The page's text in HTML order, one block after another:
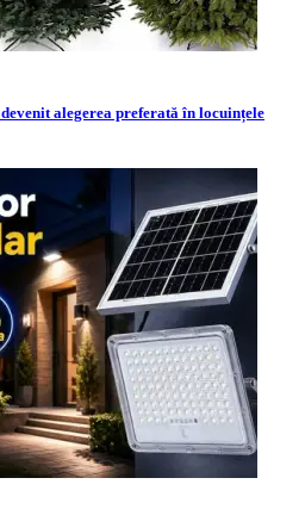
alegerea preferată în locuințele